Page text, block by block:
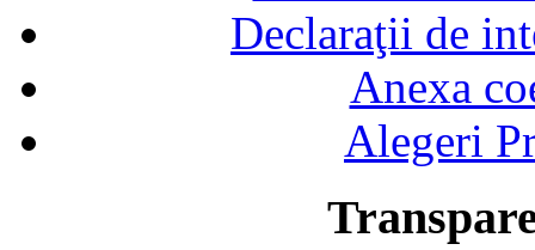
Declaraţii de
Anexa
Alegeri